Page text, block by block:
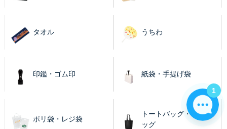
タオル うちわ
印鑑・ゴム印 紙袋・手提げ袋
ポリ袋・レジ袋
トートバッグ・エコバ
ッグ
1